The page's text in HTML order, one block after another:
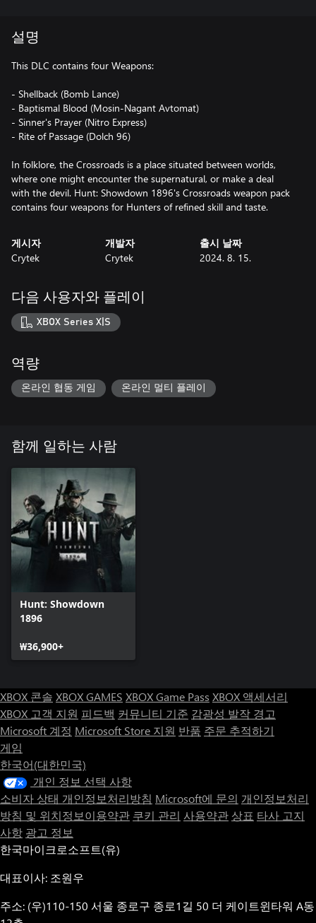
설명
This DLC contains four Weapons:
- Shellback (Bomb Lance)
- Baptismal Blood (Mosin-Nagant Avtomat)
- Sinner's Prayer (Nitro Express)
- Rite of Passage (Dolch 96)
In folklore, the Crossroads is a place situated between worlds,
where one might encounter the supernatural, or make a deal
with the devil. Hunt: Showdown 1896's Crossroads weapon pack
contains four weapons for Hunters of refined skill and taste.
게시자
Crytek
개발자
Crytek
출시 날짜
2024. 8. 15.
다음 사용자와 플레이
XBOX Series X|S
역량
온라인 협동 게임 온라인 멀티 플레이
함께 일하는 사람
Hunt: Showdown
1896
₩36,900+
XBOX 콘솔 XBOX GAMES XBOX Game Pass XBOX 액세서리
XBOX 고객 지원 피드백 커뮤니티 기준 감광성 발작 경고
Microsoft 계정 Microsoft Store 지원 반품 주문 추적하기
게임
한국어(대한민국)
개인 정보 선택 사항
소비자 상태 개인정보처리방침 Microsoft에 문의 개인정보처리
방침 및 위치정보이용약관 쿠키 관리 사용약관 상표 타사 고지
사항 광고 정보
한국마이크로소프트(유)
대표이사: 조원우
주소: (우)110-150 서울 종로구 종로1길 50 더 케이트윈타워 A동